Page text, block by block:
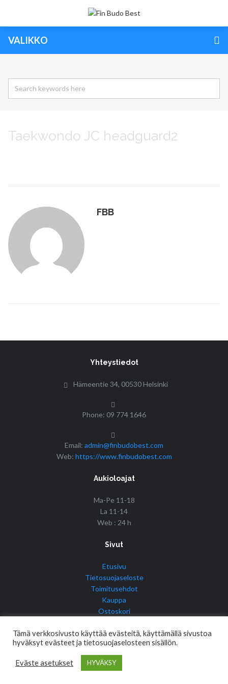
VALIKKO
Taekwondo JC headguard2
FBB
Yhteystiedot
Hämeentie 34, 00530 Helsinki
Phone: 09 774 1646
Email: admin@finbudobest.com
Web: https://www.finbudobest.com
Aukioloajat
Ma-Pe 11-18
La 11-14
Web : 24 h
Sivut
Etusivu
Tietosuojaseloste
Toimitusehdot
Kauppa
Ostoskori
© Copyright 2017 Fin Budo Best | Golden Tiger
Tämä verkkosivusto käyttää evästeitä, käyttämällä sivustoa
hyväksyt evästeet ja tietosuojaselosteen sisällön.
Eväste asetukset HYVÄKSY